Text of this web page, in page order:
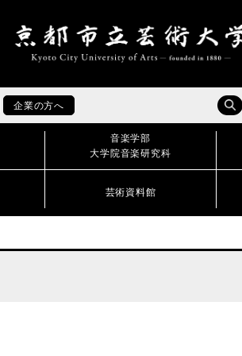
企業の方へ
音楽学部
大学院音楽研究科
芸術資料館